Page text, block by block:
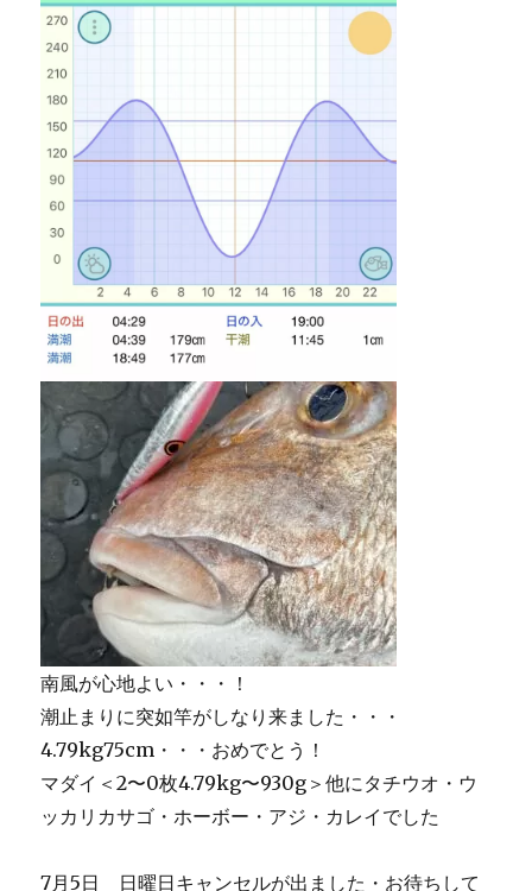
南風が心地よい・・・！
潮止まりに突如竿がしなり来ました・・・
4.79kg75cm・・・おめでとう！
マダイ＜2〜0枚4.79kg〜930g＞他にタチウオ・ウ
ッカリカサゴ・ホーボー・アジ・カレイでした
7月5日 日曜日キャンセルが出ました・お待ちして